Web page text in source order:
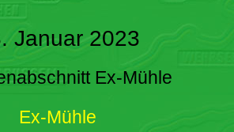
Januar 2023
Ex-Mühle
Ex-Mühle